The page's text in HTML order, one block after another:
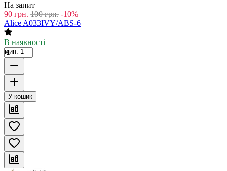
На запит
90 грн. 100 грн. -10%
Alice A033IVY/ABS-6
В наявності
мин. 1
У кошик